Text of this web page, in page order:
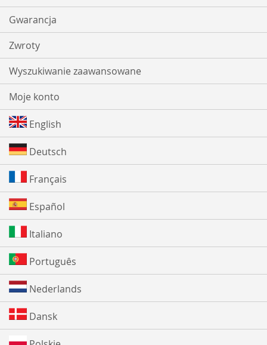
Gwarancja
Zwroty
Wyszukiwanie zaawansowane
Moje konto
English
Deutsch
Français
Español
Italiano
Português
Nederlands
Dansk